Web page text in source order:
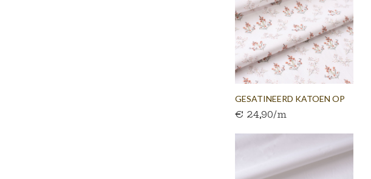
GESATINEERD KATOEN OP
300...
€ 24,90/m